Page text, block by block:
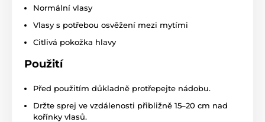
Normální vlasy
Vlasy s potřebou osvěžení mezi mytími
Citlivá pokožka hlavy
Použití
Před použitím důkladně protřepejte nádobu.
Držte sprej ve vzdálenosti přibližně 15–20 cm nad
kořínky vlasů.